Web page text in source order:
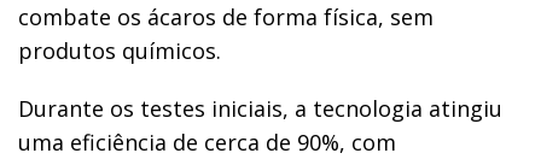
combate os ácaros de forma física, sem
produtos químicos.
Durante os testes iniciais, a tecnologia atingiu
uma eficiência de cerca de 90%, com